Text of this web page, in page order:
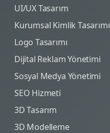
UI/UX Tasarım
Kurumsal Kimlik Tasarımı
Logo Tasarımı
Dijital Reklam Yönetimi
Sosyal Medya Yönetimi
SEO Hizmeti
3D Tasarım
3D Modelleme